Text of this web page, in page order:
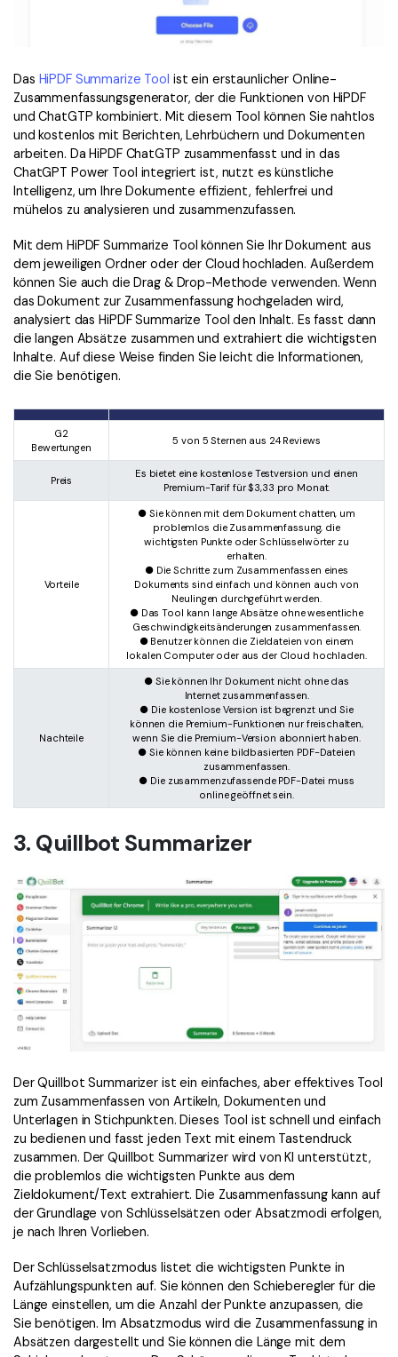
Das HiPDF Summarize Tool ist ein erstaunlicher Online-
Zusammenfassungsgenerator, der die Funktionen von HiPDF
und ChatGTP kombiniert. Mit diesem Tool können Sie nahtlos
und kostenlos mit Berichten, Lehrbüchern und Dokumenten
arbeiten. Da HiPDF ChatGTP zusammenfasst und in das
ChatGPT Power Tool integriert ist, nutzt es künstliche
Intelligenz, um Ihre Dokumente effizient, fehlerfrei und
mühelos zu analysieren und zusammenzufassen.
Mit dem HiPDF Summarize Tool können Sie Ihr Dokument aus
dem jeweiligen Ordner oder der Cloud hochladen. Außerdem
können Sie auch die Drag & Drop-Methode verwenden. Wenn
das Dokument zur Zusammenfassung hochgeladen wird,
analysiert das HiPDF Summarize Tool den Inhalt. Es fasst dann
die langen Absätze zusammen und extrahiert die wichtigsten
Inhalte. Auf diese Weise finden Sie leicht die Informationen,
die Sie benötigen.
G2
Bewertungen
5 von 5 Sternen aus 24 Reviews
Preis
Es bietet eine kostenlose Testversion und einen
Premium-Tarif für $3,33 pro Monat.
Vorteile
● Sie können mit dem Dokument chatten, um
problemlos die Zusammenfassung, die
wichtigsten Punkte oder Schlüsselwörter zu
erhalten.
● Die Schritte zum Zusammenfassen eines
Dokuments sind einfach und können auch von
Neulingen durchgeführt werden.
● Das Tool kann lange Absätze ohne wesentliche
Geschwindigkeitsänderungen zusammenfassen.
● Benutzer können die Zieldateien von einem
lokalen Computer oder aus der Cloud hochladen.
Nachteile
● Sie können Ihr Dokument nicht ohne das
Internet zusammenfassen.
● Die kostenlose Version ist begrenzt und Sie
können die Premium-Funktionen nur freischalten,
wenn Sie die Premium-Version abonniert haben.
● Sie können keine bildbasierten PDF-Dateien
zusammenfassen.
● Die zusammenzufassende PDF-Datei muss
online geöffnet sein.
3. Quillbot Summarizer
Der Quillbot Summarizer ist ein einfaches, aber effektives Tool
zum Zusammenfassen von Artikeln, Dokumenten und
Unterlagen in Stichpunkten. Dieses Tool ist schnell und einfach
zu bedienen und fasst jeden Text mit einem Tastendruck
zusammen. Der Quillbot Summarizer wird von KI unterstützt,
die problemlos die wichtigsten Punkte aus dem
Zieldokument/Text extrahiert. Die Zusammenfassung kann auf
der Grundlage von Schlüsselsätzen oder Absatzmodi erfolgen,
je nach Ihren Vorlieben.
Der Schlüsselsatzmodus listet die wichtigsten Punkte in
Aufzählungspunkten auf. Sie können den Schieberegler für die
Länge einstellen, um die Anzahl der Punkte anzupassen, die
Sie benötigen. Im Absatzmodus wird die Zusammenfassung in
Absätzen dargestellt und Sie können die Länge mit dem